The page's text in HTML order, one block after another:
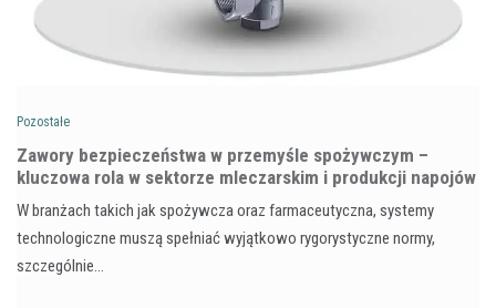
Pozostałe
Zawory bezpieczeństwa w przemyśle spożywczym –
kluczowa rola w sektorze mleczarskim i produkcji napojów
W branżach takich jak spożywcza oraz farmaceutyczna, systemy
technologiczne muszą spełniać wyjątkowo rygorystyczne normy,
szczególnie…